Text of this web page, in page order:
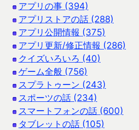
アプリの事 (394)
アプリストアの話 (288)
アプリ公開情報 (375)
アプリ更新/修正情報 (286)
クイズいろいろ (40)
ゲーム全般 (756)
スプラトゥーン (243)
スポーツの話 (234)
スマートフォンの話 (600)
タブレットの話 (105)